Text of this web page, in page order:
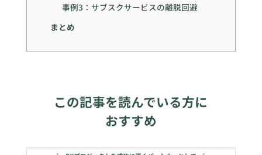
事例3：サブスクサービスの離脱回避
まとめ
この記事を読んでいる方に
おすすめ